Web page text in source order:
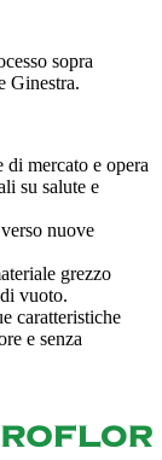
sopra
Ginestra.
mercato e opera
su salute e
nuove
grezzo
vuoto.
caratteristiche
e senza